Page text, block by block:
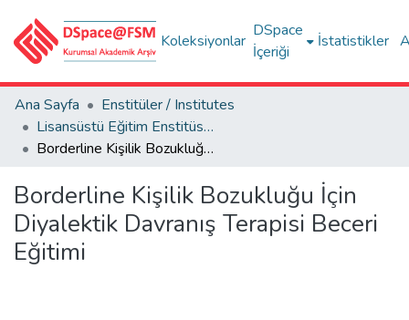
Koleksiyonlar
DSpace
İçeriği
İstatistikler
Ana Sayfa
Enstitüler / Institutes
Lisansüstü Eğitim Enstitüsü Tez Koleksiyonu
Borderline Kişilik Bozukluğu İçin Diyalektik Davranış Terapisi Beceri Eğitimi
Borderline Kişilik Bozukluğu İçin
Diyalektik Davranış Terapisi Beceri
Eğitimi